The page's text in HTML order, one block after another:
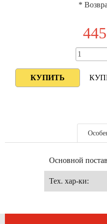
*
445
Основной
Тех. хар-ки: